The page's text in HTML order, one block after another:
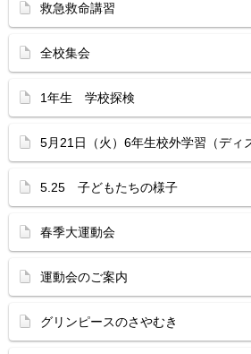
救急救命講習
全校集会
1年生 学校探検
5月21日（火）6年生校外学習（ディ
5.25 子どもたちの様子
春季大運動会
運動会のご案内
グリンピースのさやむき